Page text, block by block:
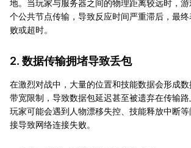
地。当玩家与服务器之间的物理距离较远时，
个公共节点传输，导致反应时间严重滞后，最
败或超时。
2. 数据传输拥堵导致丢包
在激烈对战中，大量的位置和技能数据会形成
带宽限制，导致数据包延迟甚至被遗弃在传输路
玩家可能会遇到人物漂移失控、技能释放中断
接导致网络连接失败。